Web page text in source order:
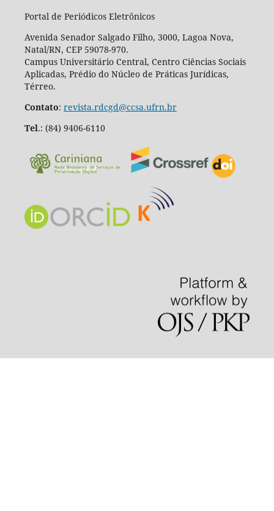
Portal de Periódicos Eletrônicos
Avenida Senador Salgado Filho, 3000, Lagoa Nova,
Natal/RN, CEP 59078-970.
Campus Universitário Central, Centro Ciências Sociais
Aplicadas, Prédio do Núcleo de Práticas Jurídicas,
Térreo.
Contato: revista.rdcgd@ccsa.ufrn.br
Tel.: (84) 9406-6110